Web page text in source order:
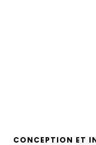
CONCEPTION ET